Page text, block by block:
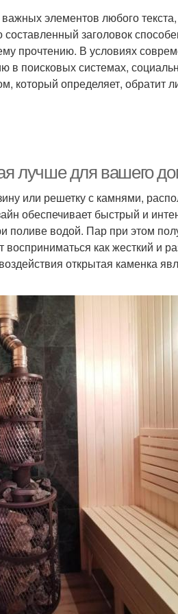
элементов любого текста,
заголовок
прочтению. В условиях
в поисковых системах,
который определяет, обратит
лучше для вашего
или решетку с камнями,
обеспечивает быстрый и
поливе водой. Пар при этом
как жесткий и
открытая каменка